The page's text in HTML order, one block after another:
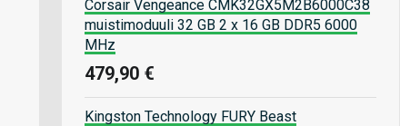
Corsair Vengeance CMK32GX5M2B6000C38
muistimoduuli 32 GB 2 x 16 GB DDR5 6000
MHz
479,90 €
Kingston Technology FURY Beast